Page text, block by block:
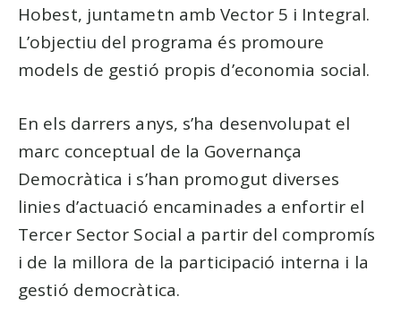
Hobest, juntametn amb Vector 5 i Integral.
L’objectiu del programa és promoure
models de gestió propis d’economia social.
En els darrers anys, s’ha desenvolupat el
marc conceptual de la Governança
Democràtica i s’han promogut diverses
linies d’actuació encaminades a enfortir el
Tercer Sector Social a partir del compromís
i de la millora de la participació interna i la
gestió democràtica.